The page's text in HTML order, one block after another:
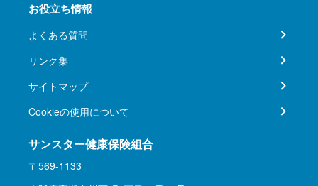
お役立ち情報
よくある質問
リンク集
サイトマップ
Cookieの使用について
サンスター健康保険組合
〒569-1133